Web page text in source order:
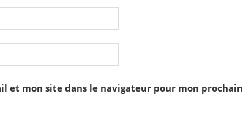
et mon site dans le navigateur pour mon prochain